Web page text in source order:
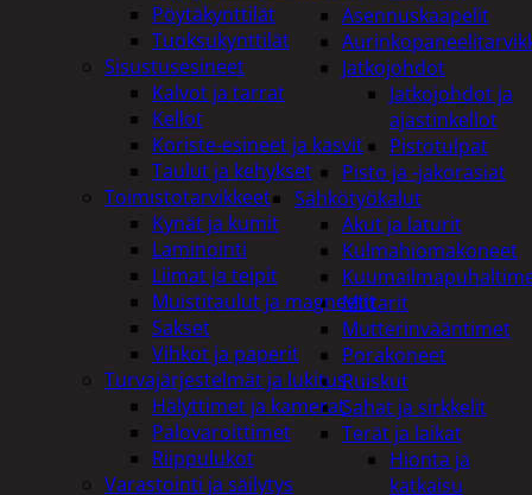
Asennuskaapelit
Jatkojohdot
Jatkojohdot ja
ajastinkellot
Pistotulpat
Pisto ja -jakorasiat
Sähkötyökalut
Akut ja laturit
Kulmahiomakoneet
Mittarit
Mutterinvääntimet
Porakoneet
Ruiskut
Sahat ja sirkkelit
Terät ja laikat
Hionta ja
katkaisu
Pöytäkynttilät
Tuoksukynttilät
Sisustusesineet
Kalvot ja tarrat
Kellot
Koriste-esineet ja kasvit
Taulut ja kehykset
Toimistotarvikkeet
Kynät ja kumit
Laminointi
Liimat ja teipit
Muistitaulut ja magneetit
Sakset
Vihkot ja paperit
Turvajärjestelmät ja lukitus
Hälyttimet ja kamerat
Palovaroittimet
Riippulukot
Varastointi ja säilytys